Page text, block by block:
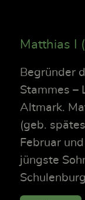
Matthias I
Begründer
Stammes –
Altmark.
(geb.
Februar
jüngste